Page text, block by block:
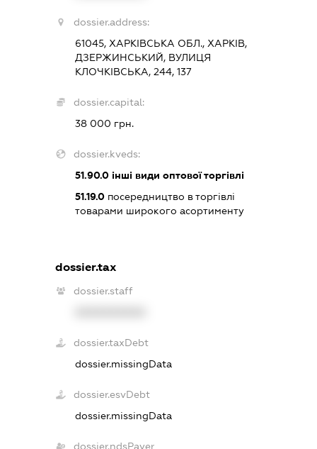
dossier.address:
61045, ХАРКІВСЬКА ОБЛ., ХАРКІВ,
ДЗЕРЖИНСЬКИЙ, ВУЛИЦЯ
КЛОЧКІВСЬКА, 244, 137
dossier.capital:
38 000 грн.
dossier.kveds:
51.90.0інші види оптової торгівлі
51.19.0посередництво в торгівлі
товарами широкого асортименту
dossier.tax
dossier.staff
dossier.taxDebt
dossier.missingData
dossier.esvDebt
dossier.missingData
dossier.ndsPayer